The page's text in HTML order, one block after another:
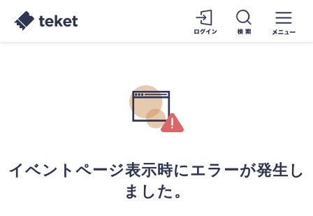
イベントページ表示時にエラーが発生し
ました。